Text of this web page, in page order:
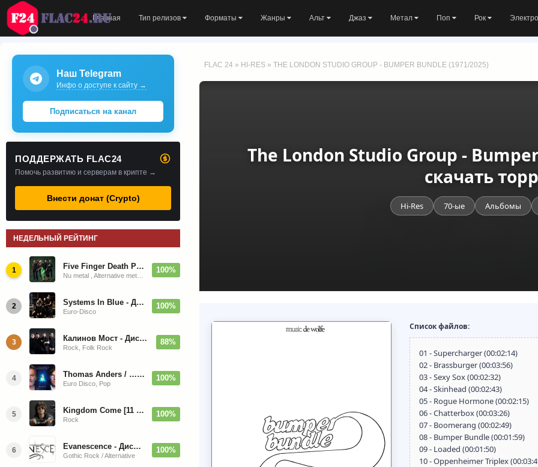
Главная Тип релизов Форматы Жанры Альт Джаз Метал Поп Рок
FLAC 24 » HI-RES » THE LONDON STUDIO GROUP - BUMPER BUNDLE (1971/2025)
The London Studio Group -
скачать
Hi-Res 70-ые Альбомы
Список файлов:
01 - Supercharger (00:02:14)
02 - Brassburger (00:03:56)
03 - Sexy Sox (00:02:32)
04 - Skinhead (00:02:43)
05 - Rogue Hormone (00:02:15)
06 - Chatterbox (00:03:26)
07 - Boomerang (00:02:49)
08 - Bumper Bundle (00:01:59)
09 - Loaded (00:01:50)
10 - Oppenheimer Triplex
Наш Telegram
Инфо о доступе к сайту →
Подписаться на канал
ПОДДЕРЖАТЬ FLAC24
Помочь развитию и серверам в крипте →
Внести донат (Crypto)
НЕДЕЛЬНЫЙ РЕЙТИНГ
1 Five Finger Death Punch - Дискография (2008-2026) 100%
2 Systems In Blue - Дискография (2020-2026)
Euro-Disco
100%
3 Калинов Мост - Дискография (1986-2026)
Rock, Folk Rock
88%
4 Thomas Anders / … Sings Modern Talking: The Best hi-res
Euro Disco, Pop
100%
5 Kingdom Come [11 Albums] 1988-2009
Rock
100%
6 Evanescence - Дискография (1998-2026)
Gothic Rock / Alternative
100%